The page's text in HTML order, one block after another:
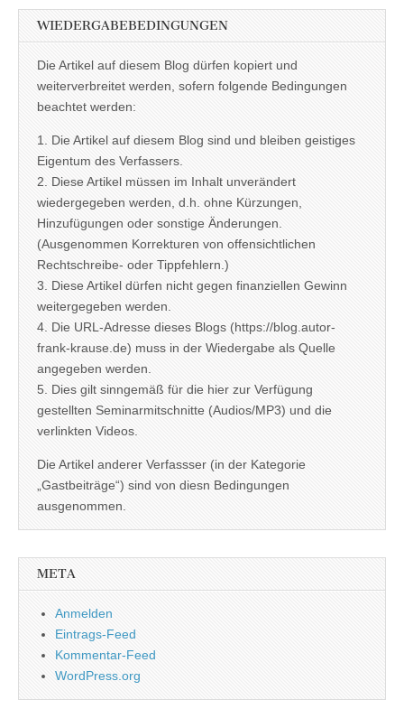
WIEDERGABEBEDINGUNGEN
Die Artikel auf diesem Blog dürfen kopiert und
weiterverbreitet werden, sofern folgende Bedingungen
beachtet werden:
1. Die Artikel auf diesem Blog sind und bleiben geistiges
Eigentum des Verfassers.
2. Diese Artikel müssen im Inhalt unverändert
wiedergegeben werden, d.h. ohne Kürzungen,
Hinzufügungen oder sonstige Änderungen.
(Ausgenommen Korrekturen von offensichtlichen
Rechtschreibe- oder Tippfehlern.)
3. Diese Artikel dürfen nicht gegen finanziellen Gewinn
weitergegeben werden.
4. Die URL-Adresse dieses Blogs (https://blog.autor-
frank-krause.de) muss in der Wiedergabe als Quelle
angegeben werden.
5. Dies gilt sinngemäß für die hier zur Verfügung
gestellten Seminarmitschnitte (Audios/MP3) und die
verlinkten Videos.
Die Artikel anderer Verfassser (in der Kategorie
„Gastbeiträge“) sind von diesn Bedingungen
ausgenommen.
META
Anmelden
Eintrags-Feed
Kommentar-Feed
WordPress.org